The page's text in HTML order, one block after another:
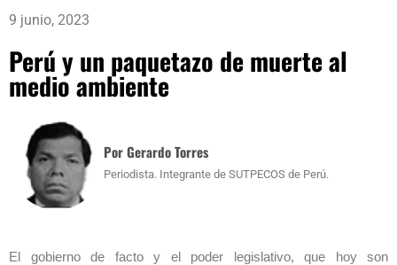
9 junio, 2023
Perú y un paquetazo de muerte al
medio ambiente
Por Gerardo Torres
Periodista. Integrante de SUTPECOS de Perú.
El gobierno de facto y el poder legislativo, que hoy son